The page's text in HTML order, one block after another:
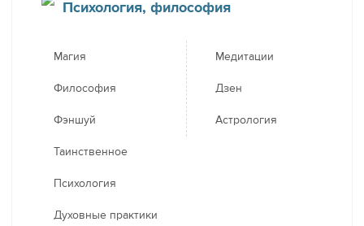
Психология, философия
Магия
Философия
Фэншуй
Таинственное
Психология
Духовные практики
Медитации
Дзен
Астрология